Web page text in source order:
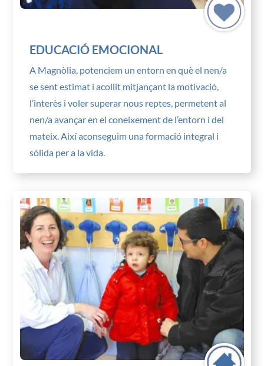
EDUCACIÓ EMOCIONAL
A Magnòlia, potenciem un entorn en què el nen/a
se sent estimat i acollit mitjançant la motivació,
l’interès i voler superar nous reptes, permetent al
nen/a avançar en el coneixement de l’entorn i del
mateix. Així aconseguim una formació integral i
sòlida per a la vida.